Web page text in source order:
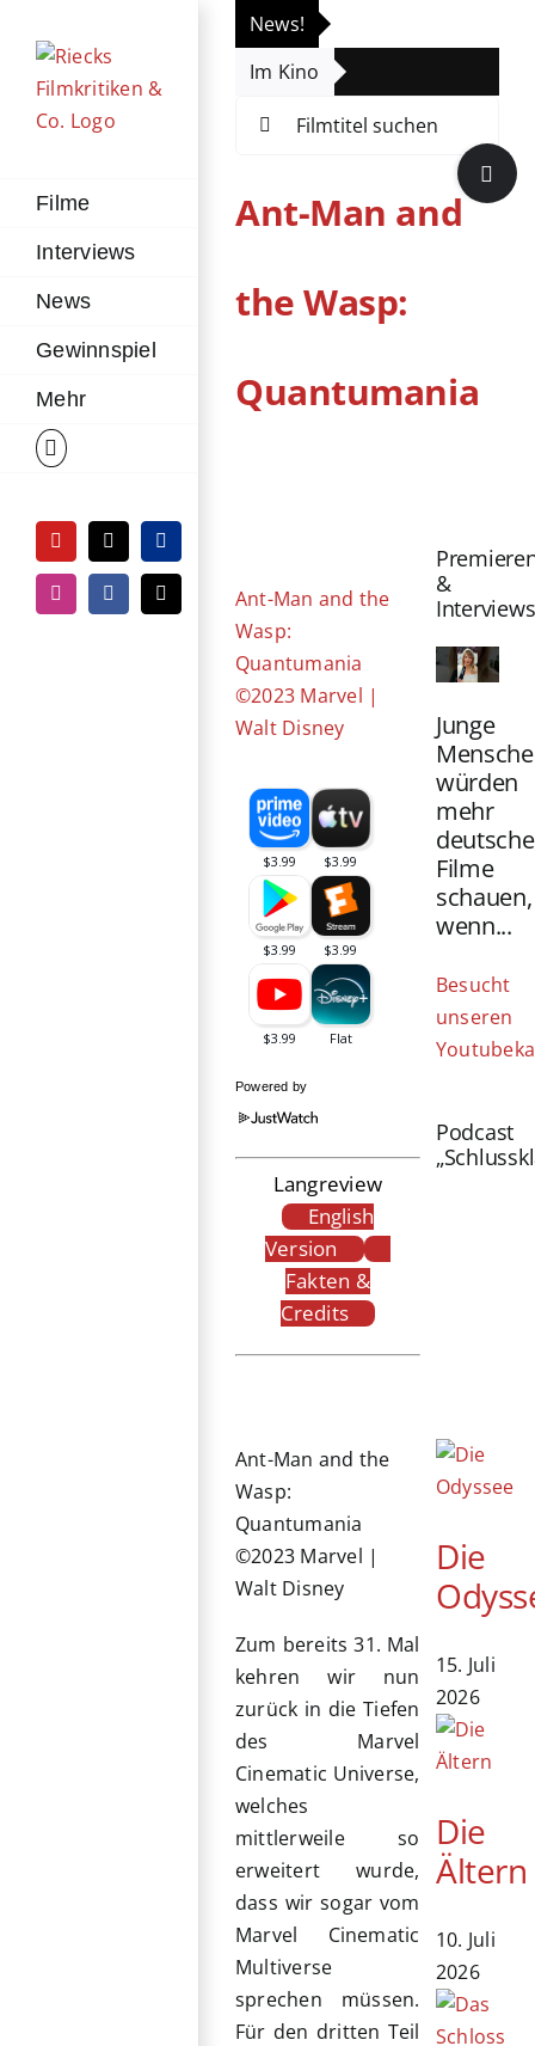
Inhalt
springen
Filme
Interviews
News
Gewinnspiel
Mehr
YouTubeTiktokPayPal
InstagramFacebook
E-
Mail
News!
Im Kino
Ant-Man and
the Wasp:
Quantumania
Ant-Man and the
Wasp:
Quantumania
©2023 Marvel |
Walt Disney
Powered by
Langreview
English
Version
Fakten &
Credits
Ant-Man and the
Wasp:
Quantumania
©2023 Marvel |
Walt Disney
Zum bereits 31. Mal
kehren wir nun
zurück in die Tiefen
des Marvel
Cinematic Universe,
welches
mittlerweile so
erweitert wurde,
dass wir sogar vom
Marvel Cinematic
Multiverse
sprechen müssen.
Für den dritten Teil
&
Interviews
Junge
würden
mehr
deutsche
Filme
schauen,
wenn...
Besucht
unseren
Podcast
Die
15. Juli
2026
Die
Ältern
10. Juli
2026
Toggle
Sliding
Bar